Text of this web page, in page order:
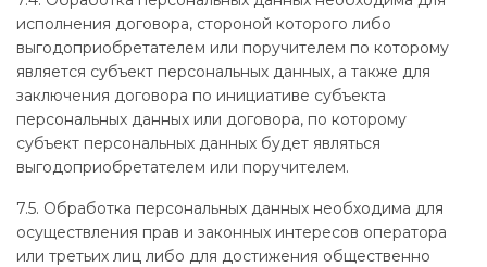
исполнения договора, стороной которого либо
выгодоприобретателем или поручителем по которому
является субъект персональных данных, а также для
заключения договора по инициативе субъекта
персональных данных или договора, по которому
субъект персональных данных будет являться
выгодоприобретателем или поручителем.
7.5. Обработка персональных данных необходима для
осуществления прав и законных интересов оператора
или третьих лиц либо для достижения общественно